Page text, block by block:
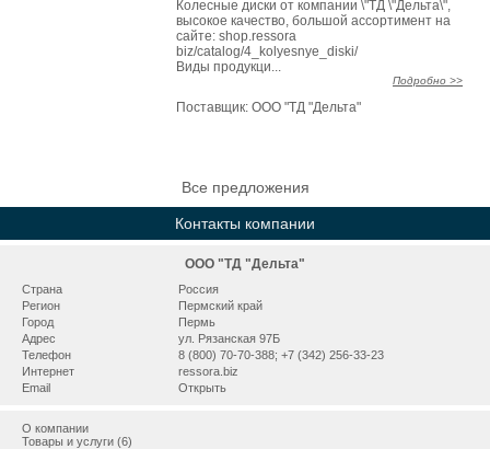
Колесные диски от компании \"ТД \"Дельта\",
высокое качество, большой ассортимент на
сайте: shop.ressora
biz/catalog/4_kolyesnye_diski/
Виды продукци...
Подробно >>
Поставщик:ООО "ТД "Дельта"
Все предложения
Контакты компании
ООО "ТД "Дельта"
Страна
Россия
Регион
Пермский край
Город
Пермь
Адрес
ул. Рязанская 97Б
Телефон
8 (800) 70-70-388; +7 (342) 256-33-23
Интернет
ressora.biz
Email
Открыть
О компании
Товары и услуги (6)